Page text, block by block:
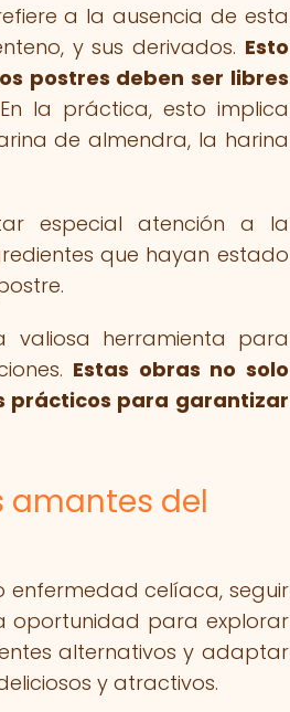
a la ausencia de esta
y sus derivados. Esto
postres deben ser libres
En la práctica, esto implica
de almendra, la harina
especial atención a la
que hayan estado
valiosa herramienta para
Estas obras no solo
prácticos para garantizar
amantes del
enfermedad celíaca, seguir
oportunidad para explorar
alternativos y adaptar
y atractivos.